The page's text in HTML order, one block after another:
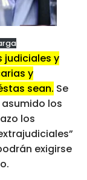
judiciales y
y
sean. Se
los
los
exigirse